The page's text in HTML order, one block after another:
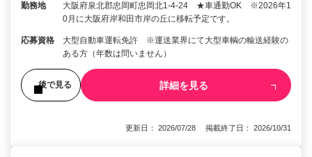
勤務地
大阪府泉北郡忠岡町忠岡北1-4-24 ★車通勤OK ※2026年1
0月に大阪府岸和田市岸の丘に移転予定です。
応募資格
大型自動車運転免許 ※運送業界にて大型車輌の輸送経験の
ある方（年数は問いません）
後で見る 詳細を見る
更新日： 2026/07/28 掲載終了日： 2026/10/31